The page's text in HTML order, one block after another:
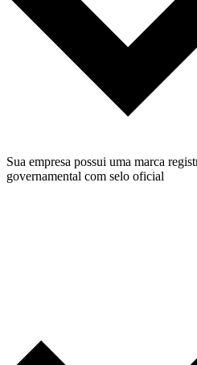
Sua empresa possui uma marca
governamental com selo oficial